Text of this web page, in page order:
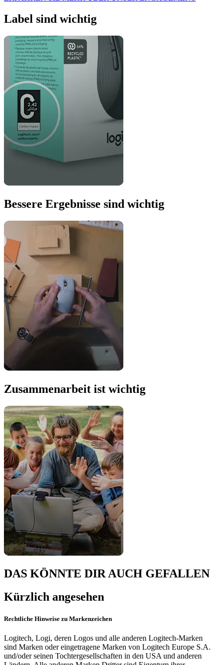
Label sind wichtig
Bessere Ergebnisse sind wichtig
Zusammenarbeit ist wichtig
DAS KÖNNTE DIR AUCH GEFALLEN
Kürzlich angesehen
Rechtliche Hinweise zu Markenzeichen
Logitech, Logi, deren Logos und alle anderen Logitech-Marken
sind Marken oder eingetragene Marken von Logitech Europe S.A.
und/oder seinen Tochtergesellschaften in den USA und anderen